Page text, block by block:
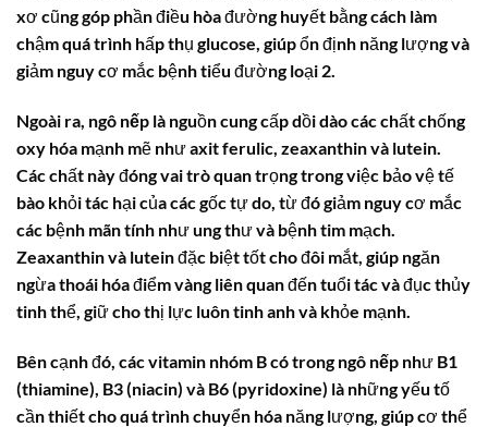
xơ cũng góp phần điều hòa đường huyết bằng cách làm
chậm quá trình hấp thụ glucose, giúp ổn định năng lượng và
giảm nguy cơ mắc bệnh tiểu đường loại 2.
Ngoài ra, ngô nếp là nguồn cung cấp dồi dào các chất chống
oxy hóa mạnh mẽ như axit ferulic, zeaxanthin và lutein.
Các chất này đóng vai trò quan trọng trong việc bảo vệ tế
bào khỏi tác hại của các gốc tự do, từ đó giảm nguy cơ mắc
các bệnh mãn tính như ung thư và bệnh tim mạch.
Zeaxanthin và lutein đặc biệt tốt cho đôi mắt, giúp ngăn
ngừa thoái hóa điểm vàng liên quan đến tuổi tác và đục thủy
tinh thể, giữ cho thị lực luôn tinh anh và khỏe mạnh.
Bên cạnh đó, các vitamin nhóm B có trongngô nếp như B1
(thiamine), B3 (niacin) và B6 (pyridoxine) là những yếu tố
cần thiết cho quá trình chuyển hóa năng lượng, giúp cơ thể